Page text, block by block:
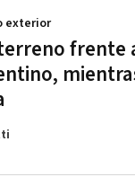
frente
exterior